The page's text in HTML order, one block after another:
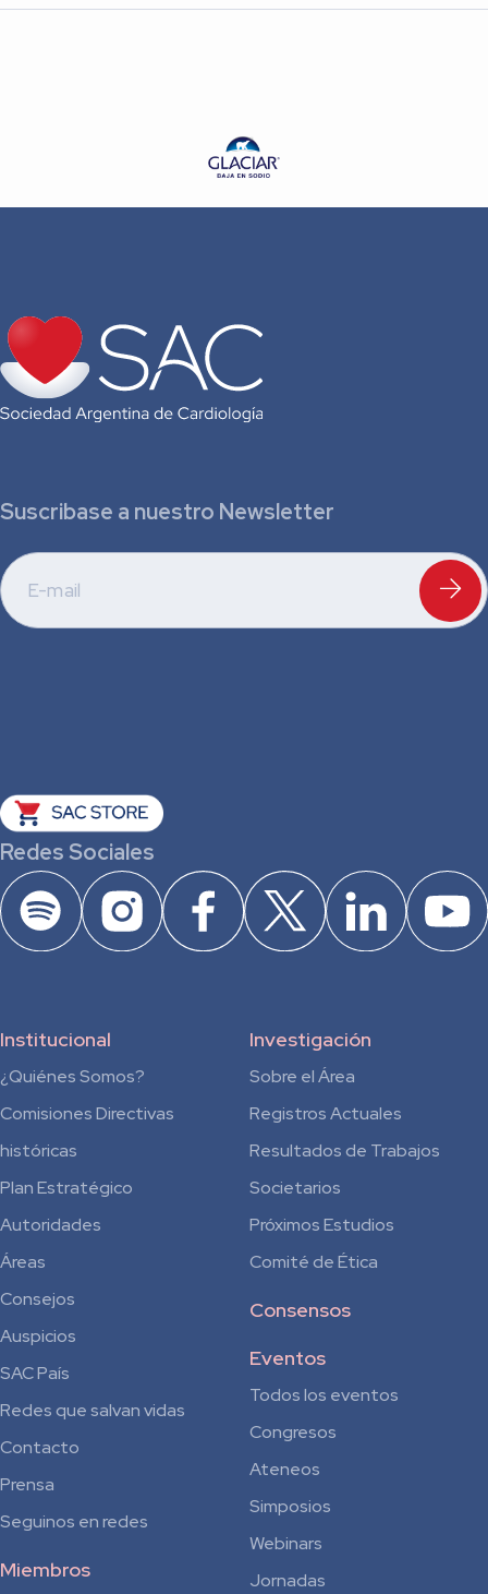
Dra. Casandra Godoy
Suscribase a nuestro Newsletter
Redes Sociales
Institucional
¿Quiénes Somos?
Comisiones Directivas
históricas
Plan Estratégico
Autoridades
Áreas
Consejos
Auspicios
SAC País
Redes que salvan vidas
Contacto
Prensa
Seguinos en redes
Miembros
Investigación
Sobre el Área
Registros Actuales
Resultados de Trabajos
Societarios
Próximos Estudios
Comité de Ética
Consensos
Eventos
Todos los eventos
Congresos
Ateneos
Simposios
Webinars
Jornadas